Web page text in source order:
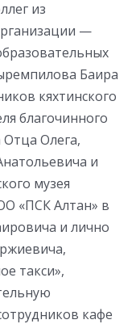
из
—
Баира
кяхтинского
благочинного
Отца Олега,
и
музея
«ПСК Алтан» в
и лично
такси»,
кафе